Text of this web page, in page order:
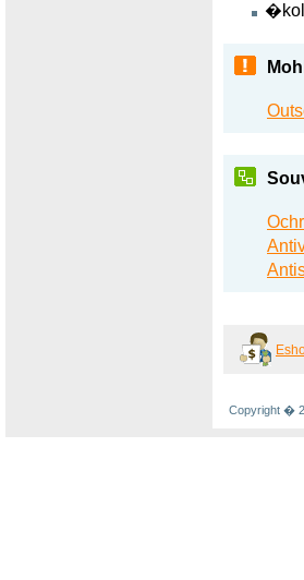
Copyright �